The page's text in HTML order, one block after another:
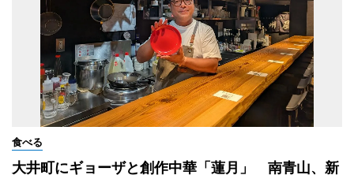
食べる
大井町にギョーザと創作中華「蓮月」 南青山、新